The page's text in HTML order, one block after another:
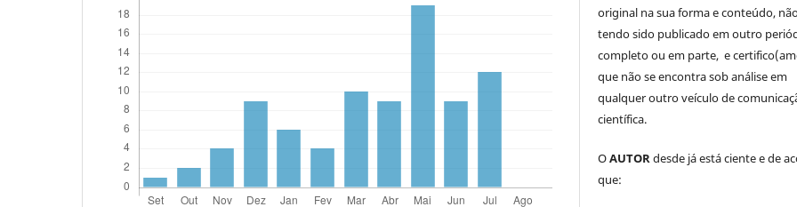
original na sua forma e conteúdo,
tendo sido publicado em outro
completo ou em parte, e
que não se encontra sob análise em
qualquer outro veículo de
científica.
OAUTORdesde já está ciente e de
que: